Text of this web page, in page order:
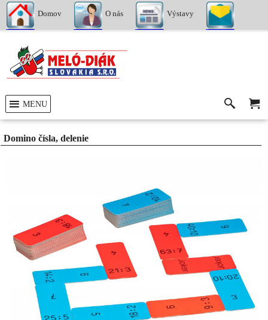
Domov O nás Výstavy
MENU
Domino čísla, delenie